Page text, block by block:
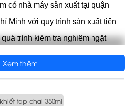
có nhà máy sản xuất tại quận
Minh với quy trình sản xuất tiên
trình kiểm tra nghiêm ngặt
top có vị ngọt tự nhiên dễ
hiện đại, xử lý qua hệ thống
Xem thêm
top chai 350ml